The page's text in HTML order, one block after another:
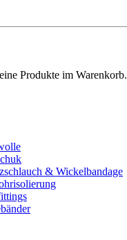
Produkte im Warenkorb.
& Wickelbandage